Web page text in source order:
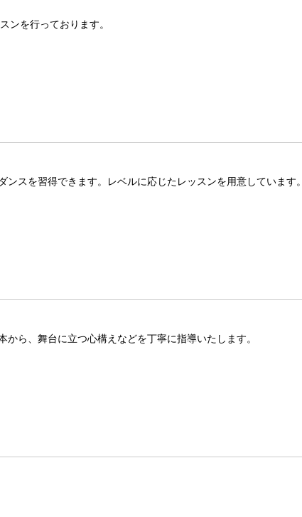
ンを行っております。
スを習得できます。レベルに応じたレッスンを用意しています。
ら、舞台に立つ心構えなどを丁寧に指導いたします。